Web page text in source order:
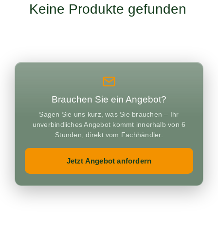
Keine Produkte gefunden
Brauchen Sie ein Angebot?
Sagen Sie uns kurz, was Sie brauchen – Ihr
unverbindliches Angebot kommt innerhalb von 6
Stunden, direkt vom Fachhändler.
Jetzt Angebot anfordern